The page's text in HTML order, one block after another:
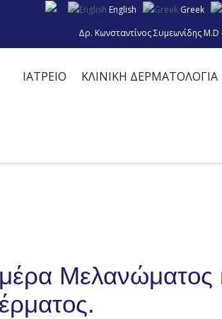
English Greek
Δρ. Κωνσταντίνος Συμεωνίδης
ΙΑΤΡΕΙΟ ΚΛΙΝΙΚΗ ΔΕΡΜΑΤΟΛΟΓΙΑ
Μελανώματος